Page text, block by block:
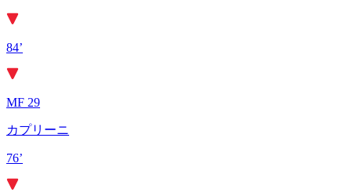
84’
MF 29
カプリーニ
76’